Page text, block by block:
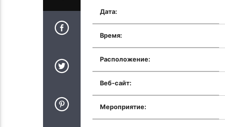
Дата:
Время:
Расположение:
Веб-сайт:
Мероприятие: